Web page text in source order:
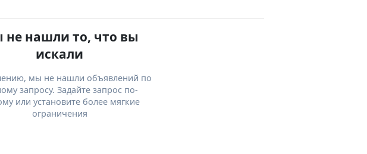
нашли то, что вы
искали
мы не нашли объявлений по
запросу. Задайте запрос по-
или установите более мягкие
ограничения